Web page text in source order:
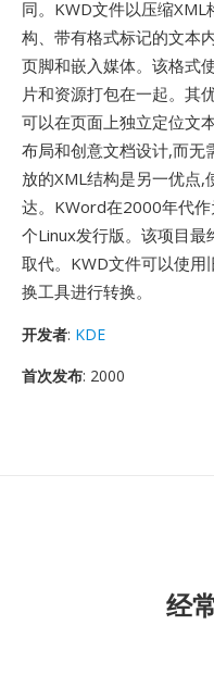
同。KWD文件以压缩
构、带有格式标记的文本
页脚和嵌入媒体。该格式
片和资源打包在一起。其
可以在页面上独立定位文
布局和创意文档设计,而无
放的XML结构是另一优点
达。KWord在2000年代
个Linux发行版。该项目最
取代。KWD文件可以使
换工具进行转换。
开发者: KDE
首次发布: 2000
经